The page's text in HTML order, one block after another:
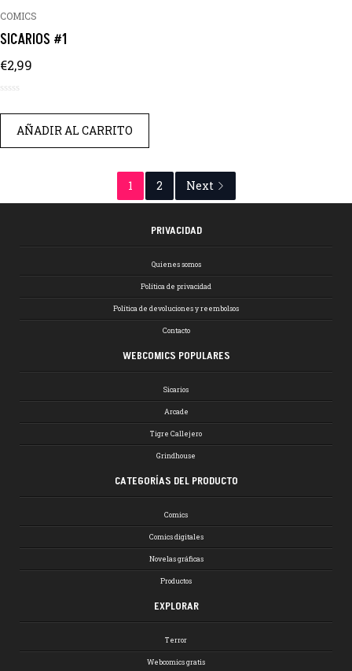
COMICS
SICARIOS #1
€2,99
AÑADIR AL CARRITO
1 2 Next
PRIVACIDAD
Quienes somos
Política de privacidad
Política de devoluciones y reembolsos
Contacto
WEBCOMICS POPULARES
Sicarios
Arcade
Tigre Callejero
Grindhouse
CATEGORÍAS DEL PRODUCTO
Comics
Comics digitales
Novelas gráficas
Productos
EXPLORAR
Terror
Webcomics gratis